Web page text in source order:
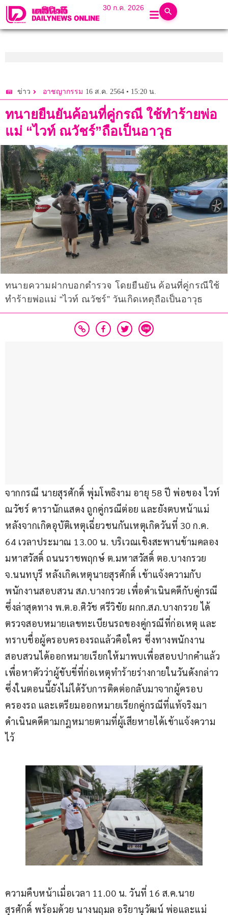
30 ก.ค. 2026
ข่าว อาชญากรรม 16 ส.ค. 2564 • 15:20 น.
ทนายยืนยันค้อนที่คู่กรณี ใช้ทำร้ายพ่อ
แม่ “ไวท์ ณวัชร์”ถือเป็นอาวุธ
ทนายความฝากบอกตำรวจ โดยยืนยัน ค้อนที่คู่กรณีใช้
ทำร้ายพ่อแม่ “ไวท์ ณวัชร์” วันเกิดเหตุถือเป็นอาวุธ
จากกรณี นายสุรศักดิ์ พุ่มโพธิงาม อายุ 58 ปี พ่อของ ไวท์
ณวัชร์ ดารานักแสดง ถูกคู่กรณีต่อย และยังตบหน้าแม่
หลังจากเกิดอุบัติเหตุเฉี่ยวชนกันเหตุเกิดวันที่ 30 ก.ค.
64 เวลาประมาณ 13.00 น. บริเวณเชิงสะพานข้ามคลอง
มหาสวัสดิ์ ถนนราชพฤกษ์ ต.มหาสวัสดิ์ ตอ.บางกรวย
จ.นนทบุรี หลังเกิดเหตุนายสุรศักดิ์ เข้าแจ้งความกับ
พนักงานสอบสวน สภ.บางกรวย เพื่อดำเนินคดีกับคู่กรณี
ซึ่งล่าสุดทาง พ.ต.อ.ศิวัช ศรีวิชัย ผกก.สภ.บางกรวย ได้
ตรวจสอบหมายเลขทะเบียนรถของคู่กรณีที่ก่อเหตุ และ
ทราบชื่อผู้ครอบครองรถแล้วคือใคร ซึ่งทางพนักงาน
สอบสวนได้ออกหมายเรียกให้มาพบเพื่อสอบปากคำแล้ว
เพื่อหาตัวว่าผู้ขับขี่ที่ก่อเหตุทำร้ายร่างกายในวันดังกล่าว
ซึ่งในตอนนี้ยังไม่ได้รับการติดต่อกลับมาจากผู้ครอบ
ครองรถ และเตรียมออกหมายเรียกคู่กรณีที่แท้จริงมา
ดำเนินคดีตามกฎหมายตามที่ผู้เสียหายได้เข้าแจ้งความ
ไว้
ความคืบหน้าเมื่อเวลา 11.00 น. วันที่ 16 ส.ค.นาย
สุรศักดิ์ พร้อมด้วย นางนฤมล อริยานุวัฒน์ พ่อและแม่